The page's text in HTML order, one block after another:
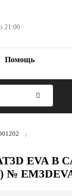
21:00
Помощь
EVA В
№